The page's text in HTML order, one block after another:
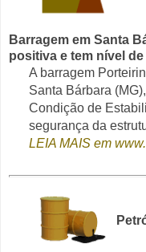
Barragem em Santa
positiva e tem nível
A barragem
Santa Bárbara
Condição de
segurança da
LEIA MAIS em